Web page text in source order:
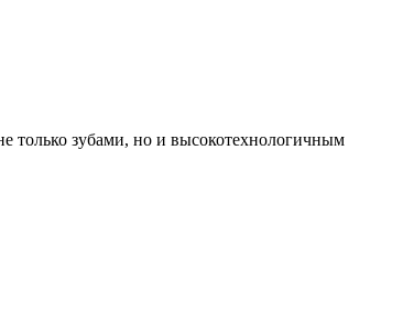
только зубами, но и высокотехнологичным